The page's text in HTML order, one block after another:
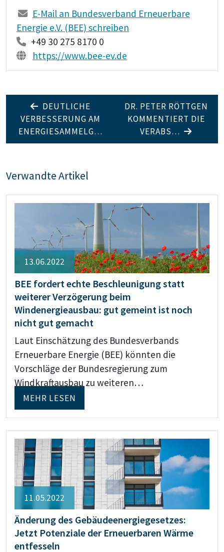
E-Mail an Bundesverband Erneuerbare
Energie e.V. (BEE) schreiben
+49 30 275 8170 0
https://www.bee-ev.de
DEUTLICHE
VERBESSERUNG AM
ENERGIESAMMELG…
DR. PETER RÖTTGEN
KOMMENTIERT DIE
VERABS…
Verwandte Artikel
13.06.2022
BEE fordert echte Beschleunigung statt
weiterer Verzögerung beim
Windenergieausbau: gut gemeint ist noch
nicht gut gemacht
Laut Einschätzung des Bundesverbands
Erneuerbare Energie (BEE) könnten die
Vorschläge der Bundesregierung zum
Windkraftausbau zu weiteren…
MEHR LESEN
11.05.2022
Änderung des Gebäudeenergiegesetzes:
Jetzt Potenziale der Erneuerbaren Wärme
entfesseln